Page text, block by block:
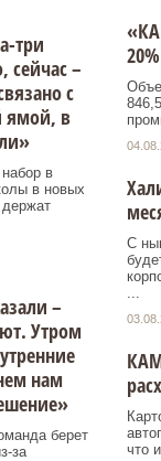
три
сейчас –
с
ямой, в
в
в новых
–
Утром
нам
берет
за
С
...
что